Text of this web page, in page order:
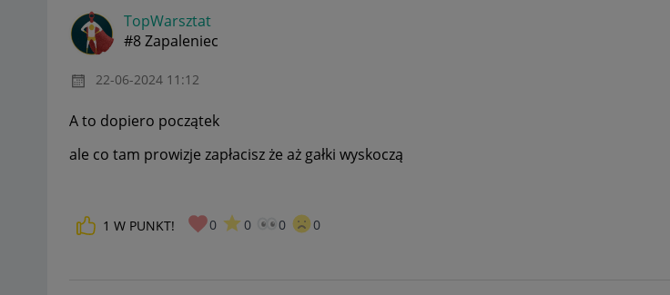
TopWarsztat
#8 Zapaleniec
‎22-06-2024 11:12
A to dopiero początek
ale co tam prowizje zapłacisz że aż gałki wyskoczą
1 W PUNKT! 0 0 0 0